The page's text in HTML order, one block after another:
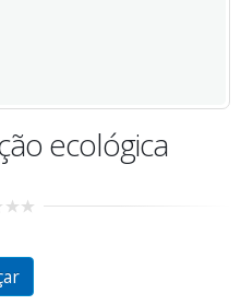
ecológica